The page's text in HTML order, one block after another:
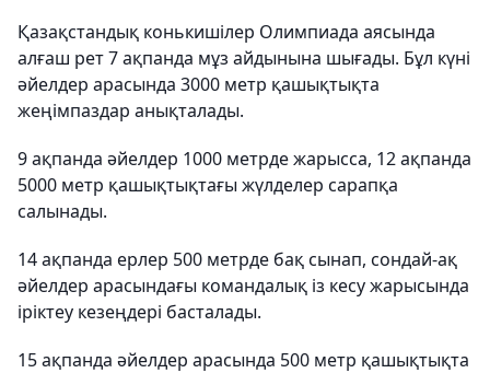
Қазақстандық конькишілер Олимпиада аясында
алғаш рет 7 ақпанда мұз айдынына шығады. Бұл күні
әйелдер арасында 3000 метр қашықтықта
жеңімпаздар анықталады.
9 ақпанда әйелдер 1000 метрде жарысса, 12 ақпанда
5000 метр қашықтықтағы жүлделер сарапқа
салынады.
14 ақпанда ерлер 500 метрде бақ сынап, сондай-ақ
әйелдер арасындағы командалық із кесу жарысында
іріктеу кезеңдері басталады.
15 ақпанда әйелдер арасында 500 метр қашықтықта